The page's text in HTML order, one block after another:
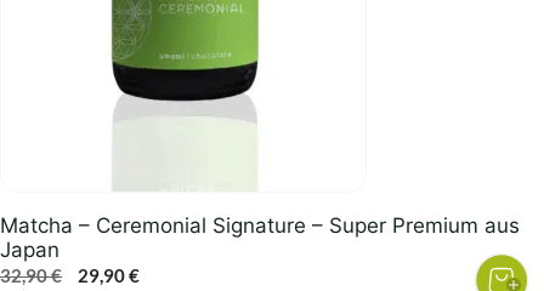
Matcha – Ceremonial Signature – Super Premium aus
Japan
32,90€
Ursprünglicher
29,90€Aktueller